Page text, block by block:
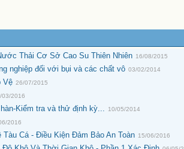
Thải Cơ Sở Cao Su Thiên Nhiên 16/08/2015
nghiệp đối với bụi và các chất vô 03/02/2014
Vệ 26/07/2015
03/2016
Kiểm tra và thử định kỳ... 10/05/2014
2016
Tàu Cá - Điều Kiện Đảm Bảo An Toàn 15/06/2016